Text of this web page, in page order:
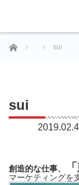
ホーム sui
sui
2019.02.4
創造的な仕事、
マーケティングを